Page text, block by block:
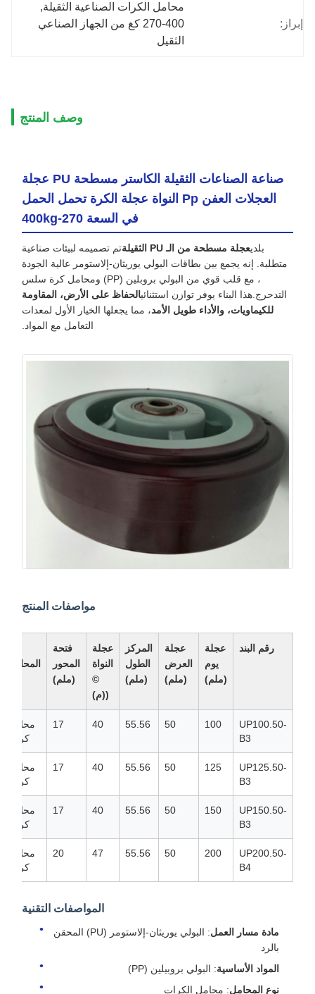
إبراز:
محامل الكرات الصناعية الثقيلة,
الثقيل
وصف المنتج
صناعة الصناعات الثقيلة الكاستر مسطحة PU عجلة
العجلات العفن Pp النواة عجلة الكرة تحمل الحمل
في السعة 270-400kg
بلديعجلة مسطحة من الـ PU الثقيلة
تم تصميمه لبيئات صناعية
متطلبة. إنه يجمع بين بطاقات البولي يوريثان-إلاستومر عالية الجودة
، مع قلب قوي من البولي بروبلين (PP) ومحامل كرة سلس
التدحرج.هذا البناء يوفر توازن استثنائيالحفاظ على الأرض، المقاومة
للكيماويات، والأداء طويل الأمد، مما يجعلها الخيار الأول لمعدات
التعامل مع المواد.
مواصفات المنتج
رقم البند
عجلة
يوم
(ملم)
عجلة
العرض
(ملم)
المركز
الطول
(ملم)
عجلة
النواة
©
((م)
فتحة
المحور
(ملم)
المحامل
UP100.50-
B3
100
50
55.56
40
17
محامل
كرات
UP125.50-
B3
125
50
55.56
40
17
محامل
كرات
UP150.50-
B3
150
50
55.56
40
17
محامل
كرات
UP200.50-
B4
200
50
55.56
47
20
محامل
كرات
المواصفات التقنية
مادة مسار العمل
: البولي يوريثان-إلاستومر (PU) المحقن
بالرد
المواد الأساسية: البولي بروبيلين (PP)
نوع المحامل: محامل الكرات